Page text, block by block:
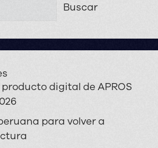
Buscar
digital de APROS
para volver a